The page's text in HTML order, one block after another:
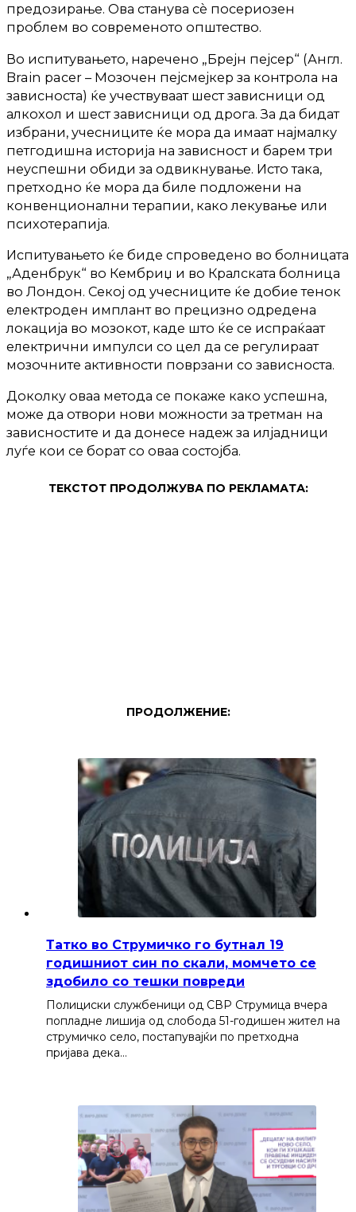
предозирање. Ова станува сè посериозен
проблем во современото општество.
Во испитувањето, наречено „Брејн пејсер“ (Англ.
Brain pacer – Мозочен пејсмејкер за контрола на
зависноста) ќе учествуваат шест зависници од
алкохол и шест зависници од дрога. За да бидат
избрани, учесниците ќе мора да имаат најмалку
петгодишна историја на зависност и барем три
неуспешни обиди за одвикнување. Исто така,
претходно ќе мора да биле подложени на
конвенционални терапии, како лекување или
психотерапија.
Испитувањето ќе биде спроведено во болницата
„Аденбрук“ во Кембриџ и во Кралската болница
во Лондон. Секој од учесниците ќе добие тенок
електроден имплант во прецизно одредена
локација во мозокот, каде што ќе се испраќаат
електрични импулси со цел да се регулираат
мозочните активности поврзани со зависноста.
Доколку оваа метода се покаже како успешна,
може да отвори нови можности за третман на
зависностите и да донесе надеж за илјадници
луѓе кои се борат со оваа состојба.
ТЕКСТОТ ПРОДОЛЖУВА ПО РЕКЛАМАТА:
ПРОДОЛЖЕНИЕ:
Татко во Струмичко го бутнал 19
годишниот син по скали, момчето се
здобило со тешки повреди
Полициски службеници од СВР Струмица вчера
попладне лишија од слобода 51-годишен жител на
струмичко село, постапувајќи по претходна
пријава дека…